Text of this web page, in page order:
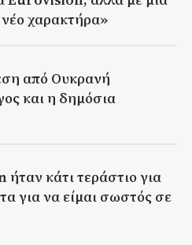
χαρακτήρα»
από Ουκρανή
και η δημόσια
κάτι τεράστιο για
για να είμαι σωστός σε